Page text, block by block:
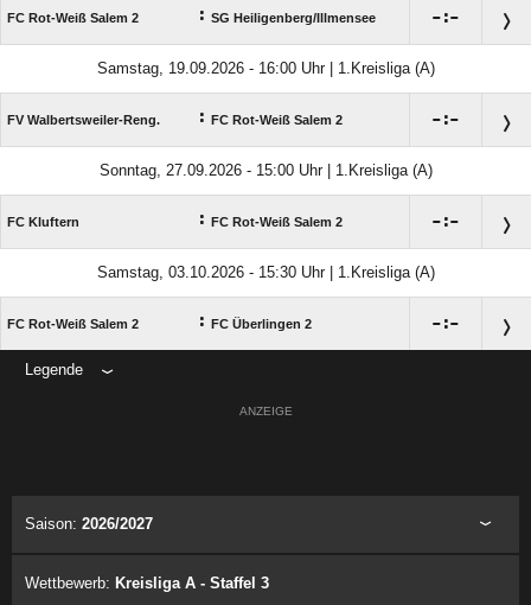
FC Rot-Weiß Salem 2 : SG Heiligenberg/​Illmensee :
Samstag, 19.09.2026 - 16:00 Uhr | 1.Kreisliga (A)
FV Walbertsweiler-Reng. : FC Rot-Weiß Salem 2 :
Sonntag, 27.09.2026 - 15:00 Uhr | 1.Kreisliga (A)
FC Kluftern : FC Rot-Weiß Salem 2 :
Samstag, 03.10.2026 - 15:30 Uhr | 1.Kreisliga (A)
FC Rot-Weiß Salem 2 : FC Überlingen 2 :
Legende
ANZEIGE
Saison: 2026/2027
Wettbewerb: Kreisliga A - Staffel 3